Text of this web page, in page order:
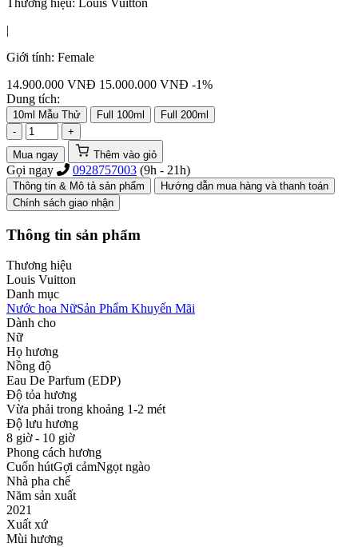
|
Giới tính: Female
14.900.000 VNĐ 15.000.000 VNĐ -1%
Dung tích:
10ml Mẫu Thử Full 100ml
Full 200ml
-
+
Mua ngay
Thêm vào giỏ
Gọi ngay 0928757003 (9h - 21h)
Thông tin & Mô tả sản phẩm
Hướng dẫn mua hàng và thanh toán
Chính sách giao nhận
Thông tin sản phẩm
Thương hiệu
Louis Vuitton
Danh mục
Nước hoa NữSản Phẩm Khuyến Mãi
Dành cho
Nữ
Họ hương
Nồng độ
Eau De Parfum (EDP)
Độ tỏa hương
Vừa phải trong khoảng 1-2 mét
Độ lưu hương
8 giờ - 10 giờ
Phong cách hương
Cuốn hútGợi cảmNgọt ngào
Nhà pha chế
Năm sản xuất
2021
Xuất xứ
Mùi hương